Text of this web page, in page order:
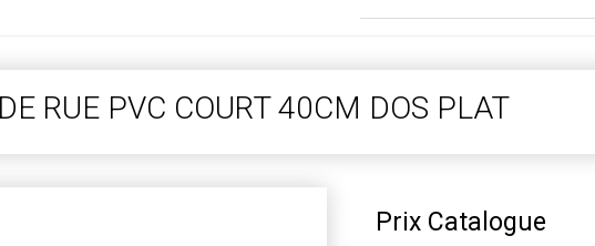
RUE PVC COURT 40CM DOS PLAT
Prix Catalogue